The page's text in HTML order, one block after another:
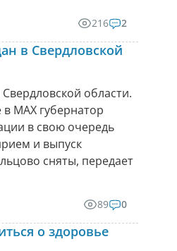
216 2
в Свердловской
области.
МАХ губернатор
в свою очередь
и выпуск
сняты, передает
89 0
о здоровье